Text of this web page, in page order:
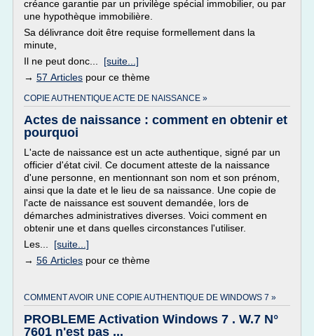
créance garantie par un privilège spécial immobilier, ou par
une hypothèque immobilière.
Sa délivrance doit être requise formellement dans la
minute,
Il ne peut donc... [suite...]
→ 57 Articles pour ce thème
COPIE AUTHENTIQUE ACTE DE NAISSANCE »
Actes de naissance : comment en obtenir et
pourquoi
L'acte de naissance est un acte authentique, signé par un
officier d'état civil. Ce document atteste de la naissance
d'une personne, en mentionnant son nom et son prénom,
ainsi que la date et le lieu de sa naissance. Une copie de
l'acte de naissance est souvent demandée, lors de
démarches administratives diverses. Voici comment en
obtenir une et dans quelles circonstances l'utiliser.
Les... [suite...]
→ 56 Articles pour ce thème
COMMENT AVOIR UNE COPIE AUTHENTIQUE DE WINDOWS 7 »
PROBLEME Activation Windows 7 . W.7 N°
7601 n'est pas ...